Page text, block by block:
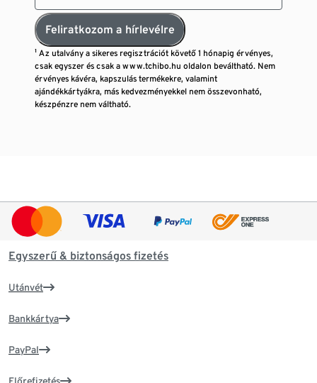
Feliratkozom a hírlevélre
¹ Az utalvány a sikeres regisztrációt követő 1 hónapig érvényes,
csak egyszer és csak a www.tchibo.hu oldalon beváltható. Nem
érvényes kávéra, kapszulás termékekre, valamint
ajándékkártyákra, más kedvezményekkel nem összevonható,
készpénzre nem váltható.
Egyszerű & biztonságos fizetés
Utánvét
Bankkártya
PayPal
Előrefizetés